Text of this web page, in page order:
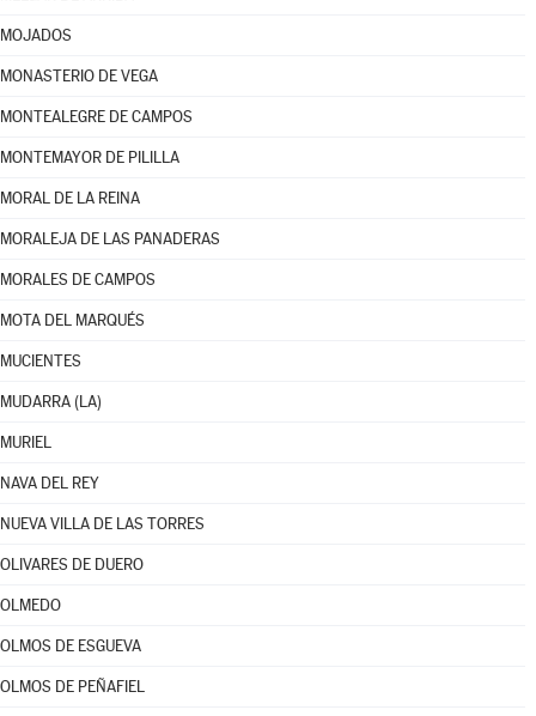
MOJADOS
MONASTERIO DE VEGA
MONTEALEGRE DE CAMPOS
MONTEMAYOR DE PILILLA
MORAL DE LA REINA
MORALEJA DE LAS PANADERAS
MORALES DE CAMPOS
MOTA DEL MARQUÉS
MUCIENTES
MUDARRA (LA)
MURIEL
NAVA DEL REY
NUEVA VILLA DE LAS TORRES
OLIVARES DE DUERO
OLMEDO
OLMOS DE ESGUEVA
OLMOS DE PEÑAFIEL